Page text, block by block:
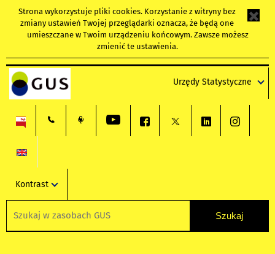
Strona wykorzystuje pliki cookies. Korzystanie z witryny bez
zmiany ustawień Twojej przeglądarki oznacza, że będą one
umieszczane w Twoim urządzeniu końcowym. Zawsze możesz
zmienić te ustawienia.
Urzędy Statystyczne
Kontrast